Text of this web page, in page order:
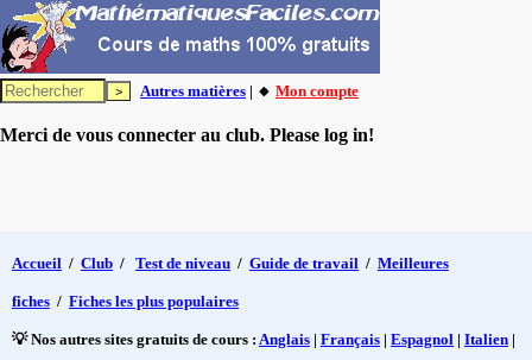
Autres matières | 🔸 Mon compte
Merci de vous connecter au club. Please log in!
Accueil / Club / Test de niveau / Guide de travail / Meilleures
fiches / Fiches les plus populaires
💡 Nos autres sites gratuits de cours : Anglais | Français | Espagnol | Italien |